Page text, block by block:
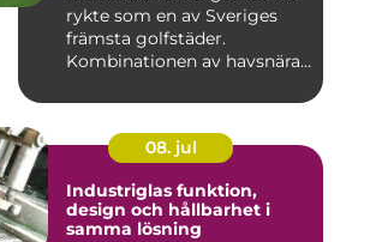
rykte som en av Sveriges
främsta golfstäder.
Kombinationen av havsnära
08. jul
Industriglas funktion,
design och hållbarhet i
samma lösning